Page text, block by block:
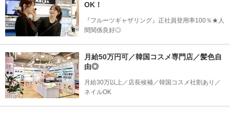
OK！
『フルーツギャザリング』正社員登用率100％★人
間関係良好◎
月給50万円可／韓国コスメ専門店／髪色自
由◎
月給30万以上／店長候補／韓国コスメ社割あり／
ネイルOK